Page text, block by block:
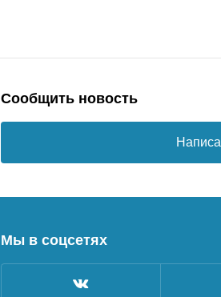
Сообщить новость
Мы в соцсетях